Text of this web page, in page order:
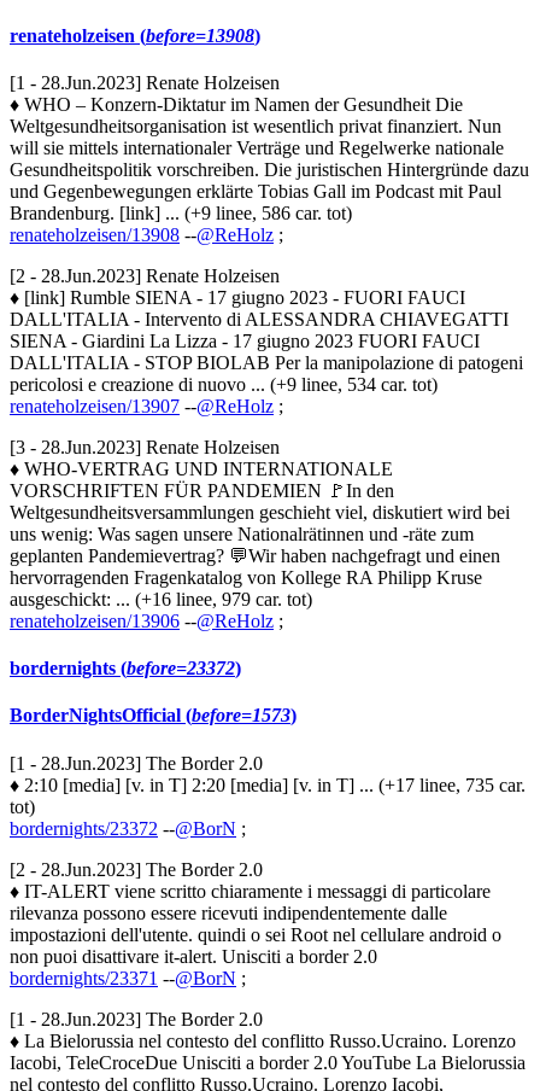
renateholzeisen (before=13908)
[1 - 28.Jun.2023] Renate Holzeisen
♦ WHO – Konzern-Diktatur im Namen der Gesundheit Die
Weltgesundheitsorganisation ist wesentlich privat finanziert. Nun
will sie mittels internationaler Verträge und Regelwerke nationale
Gesundheitspolitik vorschreiben. Die juristischen Hintergründe dazu
und Gegenbewegungen erklärte Tobias Gall im Podcast mit Paul
Brandenburg. [link] ... (+9 linee, 586 car. tot)
renateholzeisen/13908 --@ReHolz ;
[2 - 28.Jun.2023] Renate Holzeisen
♦ [link] Rumble SIENA - 17 giugno 2023 - FUORI FAUCI
DALL'ITALIA - Intervento di ALESSANDRA CHIAVEGATTI
SIENA - Giardini La Lizza - 17 giugno 2023 FUORI FAUCI
DALL'ITALIA - STOP BIOLAB Per la manipolazione di patogeni
pericolosi e creazione di nuovo ... (+9 linee, 534 car. tot)
renateholzeisen/13907 --@ReHolz ;
[3 - 28.Jun.2023] Renate Holzeisen
♦ WHO-VERTRAG UND INTERNATIONALE
VORSCHRIFTEN FÜR PANDEMIEN 🚩In den
Weltgesundheitsversammlungen geschieht viel, diskutiert wird bei
uns wenig: Was sagen unsere Nationalrätinnen und -räte zum
geplanten Pandemievertrag? 💬Wir haben nachgefragt und einen
hervorragenden Fragenkatalog von Kollege RA Philipp Kruse
ausgeschickt: ... (+16 linee, 979 car. tot)
renateholzeisen/13906 --@ReHolz ;
bordernights (before=23372)
BorderNightsOfficial (before=1573)
[1 - 28.Jun.2023] The Border 2.0
♦ 2:10 [media] [v. in T] 2:20 [media] [v. in T] ... (+17 linee, 735 car.
tot)
bordernights/23372 --@BorN ;
[2 - 28.Jun.2023] The Border 2.0
♦ IT-ALERT viene scritto chiaramente i messaggi di particolare
rilevanza possono essere ricevuti indipendentemente dalle
impostazioni dell'utente. quindi o sei Root nel cellulare android o
non puoi disattivare it-alert. Unisciti a border 2.0
bordernights/23371 --@BorN ;
[1 - 28.Jun.2023] The Border 2.0
♦ La Bielorussia nel contesto del conflitto Russo.Ucraino. Lorenzo
Iacobi, TeleCroceDue Unisciti a border 2.0 YouTube La Bielorussia
nel contesto del conflitto Russo.Ucraino. Lorenzo Iacobi,